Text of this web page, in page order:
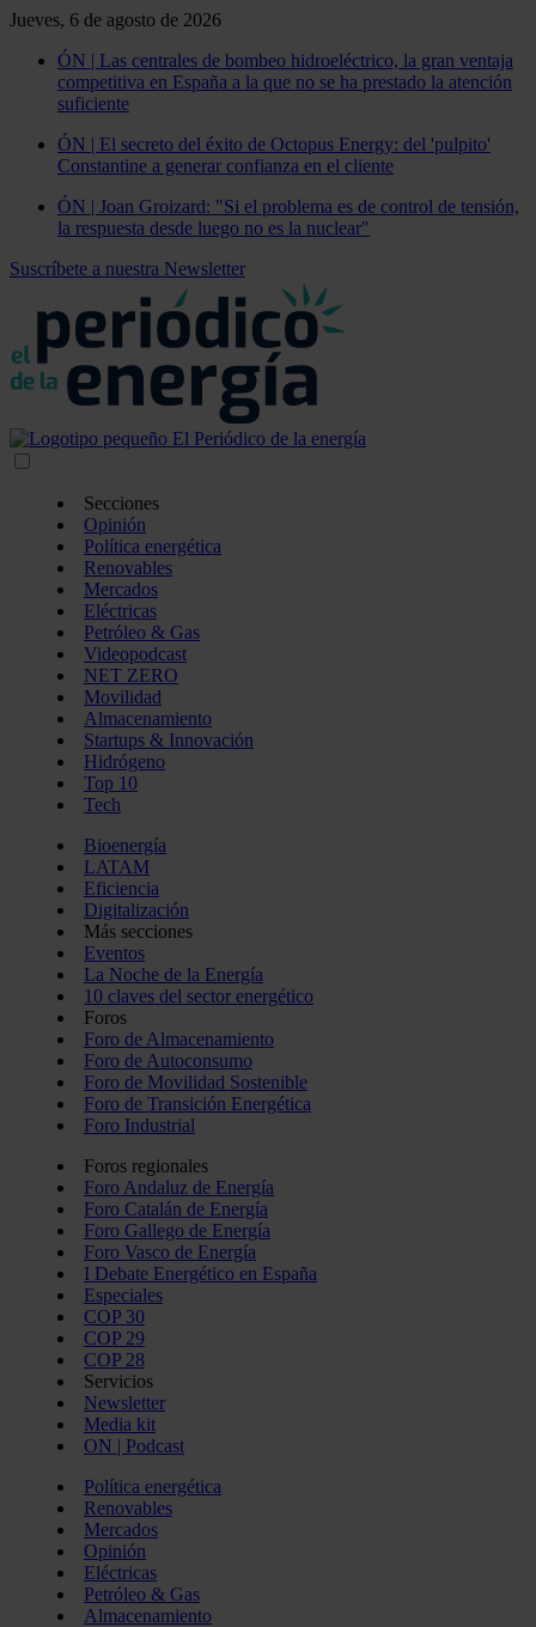
Jueves, 6 de agosto de 2026
ÓN | Las centrales de bombeo hidroeléctrico, la gran ventaja
competitiva en España a la que no se ha prestado la atención
suficiente
ÓN | El secreto del éxito de Octopus Energy: del 'pulpito'
Constantine a generar confianza en el cliente
ÓN | Joan Groizard: "Si el problema es de control de tensión,
la respuesta desde luego no es la nuclear"
Suscríbete a nuestra Newsletter
Secciones
Opinión
Política energética
Renovables
Mercados
Eléctricas
Petróleo & Gas
Videopodcast
NET ZERO
Movilidad
Almacenamiento
Startups & Innovación
Hidrógeno
Top 10
Tech
Bioenergía
LATAM
Eficiencia
Digitalización
Más secciones
Eventos
La Noche de la Energía
10 claves del sector energético
Foros
Foro de Almacenamiento
Foro de Autoconsumo
Foro de Movilidad Sostenible
Foro de Transición Energética
Foro Industrial
Foros regionales
Foro Andaluz de Energía
Foro Catalán de Energía
Foro Gallego de Energía
Foro Vasco de Energía
I Debate Energético en España
Especiales
COP 30
COP 29
COP 28
Servicios
Newsletter
Media kit
ON | Podcast
Política energética
Renovables
Mercados
Opinión
Eléctricas
Petróleo & Gas
Almacenamiento